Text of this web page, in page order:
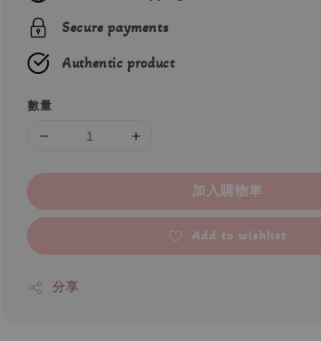
Secure payments
Authentic product
數量
加入購物車
Add to wishlist
分享